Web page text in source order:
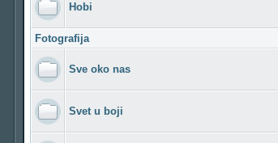
Hobi
Fotografija
Sve oko nas
Svet u boji